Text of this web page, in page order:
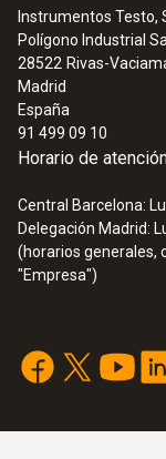
Instrumentos Testo,
Polígono Industrial
28522 Rivas-
Madrid
España
91 499 09 10
Horario de
Central Barcelona:
Delegación Madrid:
(horarios generales,
"Empresa")